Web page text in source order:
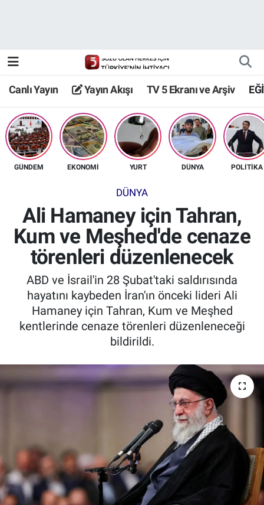
Canlı Yayın Yayın Akışı TV 5 Ekranı ve Arşiv
GÜNDEM EKONOMİ YURT DÜNYA POLİTİKA
DÜNYA
Ali Hamaney için Tahran,
Kum ve Meşhed'de cenaze
törenleri düzenlenecek
ABD ve İsrail'in 28 Şubat'taki saldırısında
hayatını kaybeden İran'ın önceki lideri Ali
Hamaney için Tahran, Kum ve Meşhed
kentlerinde cenaze törenleri düzenleneceği
bildirildi.
TV 5 Ekranı ve Arşiv